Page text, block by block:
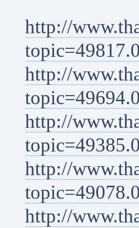
http://
http://
http://
http://
http://